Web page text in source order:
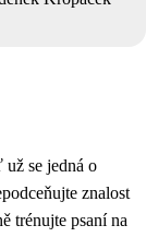
se jedná o
znalost
trénujte psaní na